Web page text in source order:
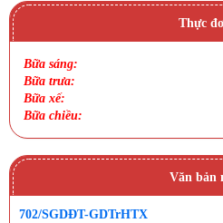
Thực
Bữa sáng:
Bữa trưa:
Bữa xế:
Bữa chiều:
Văn bản
702/SGDĐT-GDTrHTX